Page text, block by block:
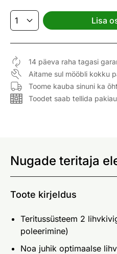
Lisa
14 päeva raha tagasi
Aitame sul mööbli kokku
Toome kauba sinuni ka
Toodet saab tellida
Nugade teritaja
Toote kirjeldus
Teritussüsteem 2
poleerimine)
Noa juhik optimaalse